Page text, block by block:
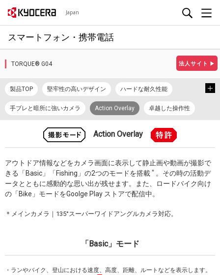
Japan
スマートフォン・携帯電話
法人サイト ▶
TORQUE® G04
製品TOP 堅牢性の高いデザイン ハードな耐久性能
手ブレと暗所に強いカメラ Action Overlay 卓越した操作性
アクセサリー・オプション
カタログ/プロモーションビデオ Android™ 10 取扱説明書
Action Overlay
アウトドア情報などをカメラ画面に表示して静止画や動画が撮影で
きる「Basic」「Fishing」の2つのモードを搭載 ＊ 。その時の活動デ
ータとともに感動的な思い出が残せます。また、ロードバイク向け
の「Bike」モードをGoolge Play ストアで配信中。
＊メインカメラ｜135°スーパーワイドアングルカメラ対応。
「Basic」モード
・ランやバイク、登山における速度、高度、距離、ルートなどを表示します。